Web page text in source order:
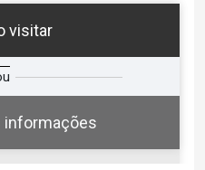
visitar
informações
dia e horário para
você?